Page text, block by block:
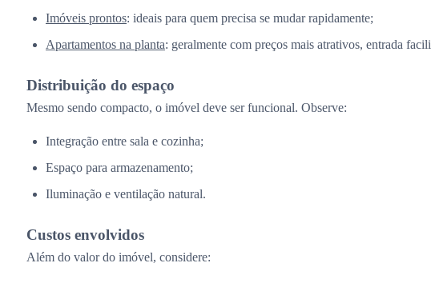
Imóveis prontos: ideais para quem precisa se mudar rapidamente;
Apartamentos na planta: geralmente com preços mais atrativos, entrada
Distribuição do espaço
Mesmo sendo compacto, o imóvel deve ser funcional. Observe:
Integração entre sala e cozinha;
Espaço para armazenamento;
Iluminação e ventilação natural.
Custos envolvidos
Além do valor do imóvel, considere: